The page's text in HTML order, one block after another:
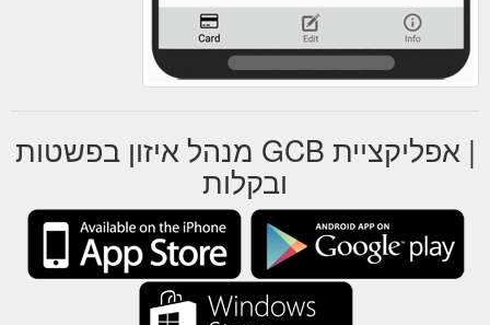
| אפליקציית GCB מנהל איזון בפשטות
ובקלות